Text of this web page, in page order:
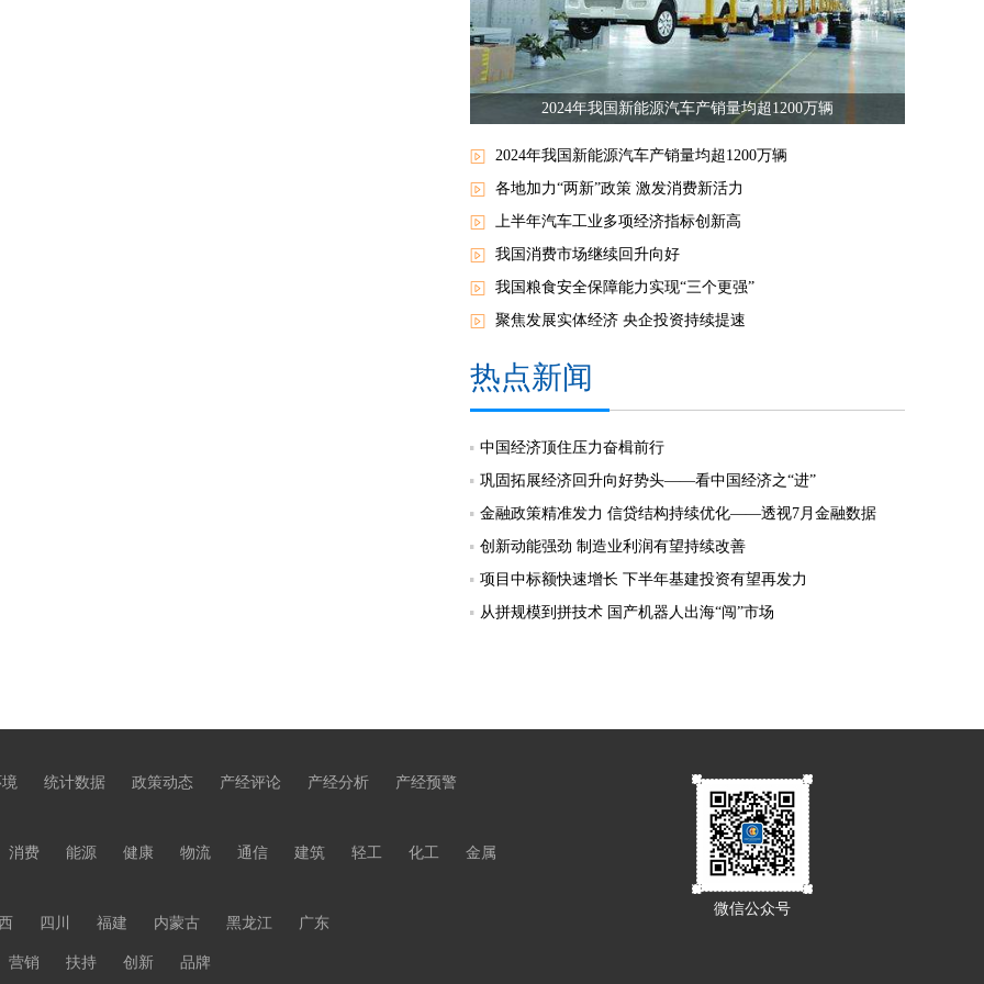
2024年我国新能源汽车产销量均超1200万辆
2024年我国新能源汽车产销量均超1200万辆
各地加力“两新”政策 激发消费新活力
上半年汽车工业多项经济指标创新高
我国消费市场继续回升向好
我国粮食安全保障能力实现“三个更强”
聚焦发展实体经济 央企投资持续提速
热点新闻
中国经济顶住压力奋楫前行
巩固拓展经济回升向好势头——看中国经济之“进”
金融政策精准发力 信贷结构持续优化——透视7月金融数据
创新动能强劲 制造业利润有望持续改善
项目中标额快速增长 下半年基建投资有望再发力
从拼规模到拼技术 国产机器人出海“闯”市场
微信公众号
统计数据 政策动态 产经评论 产经分析 产经预警
消费 能源 健康 物流 通信 建筑 轻工 化工 金属
四川 福建 内蒙古 黑龙江 广东
营销 扶持 创新 品牌